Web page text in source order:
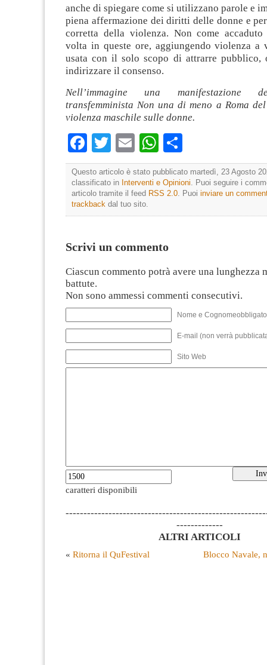
anche di spiegare come si utilizzano parole e
piena affermazione dei diritti delle donne e
corretta della violenza. Non come accaduto
volta in queste ore, aggiungendo violenza a
usata con il solo scopo di attrarre pubblico,
indirizzare il consenso.
Nell’immagine una manifestazione
transfemminista Non una di meno a Roma
violenza maschile sulle donne.
Facebook
TwitterEmailWhatsApp
Questo articolo è stato pubblicato martedì, 23 Agosto
classificato in Interventi e Opinioni. Puoi seguire i
articolo tramite il feed RSS 2.0. Puoi inviare un
trackback dal tuo sito.
Scrivi un commento
Ciascun commento potrà avere una lunghezza
battute.
Non sono ammessi commenti consecutivi.
Nome e
E-mail (non verrà
Sito Web
caratteri disponibili
-------------
ALTRI ARTICOLI
« Ritorna il QuFestival Blocco Navale,